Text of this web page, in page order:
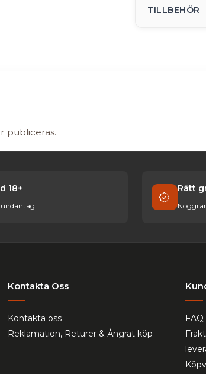
TILLBEHÖR
publiceras.
18+ Rätt
Kontakta Oss
Kontakta oss
Reklamation, Returer & Ångrat köp